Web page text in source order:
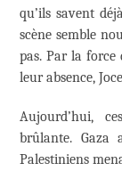
qu’ils savent
scène semble
pas. Par la force
leur absence,
Aujourd’hui,
brûlante. Gaza
Palestiniens